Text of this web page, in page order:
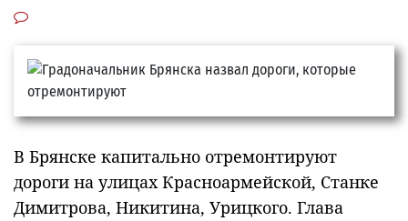
В Брянске капитально отремонтируют
дороги на улицах Красноармейской, Станке
Димитрова, Никитина, Урицкого. Глава